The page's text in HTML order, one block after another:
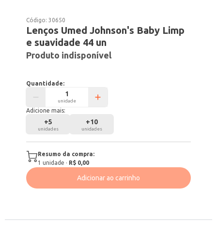
Código:30650
Lenços Umed Johnson's Baby Limp
e suavidade 44 un
Produto indisponível
Quantidade:
unidade
Adicione mais:
+5
unidades
+10
unidades
Resumo da compra:
1 unidade · R$ 0,00
Adicionar ao carrinho